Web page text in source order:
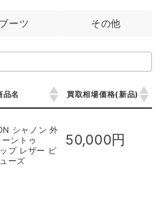
ブーツ その他
品名 買取相場価格(新品)
品名
シャノン 外
ントゥ
プ レザー ビ
ーズ
50,000円